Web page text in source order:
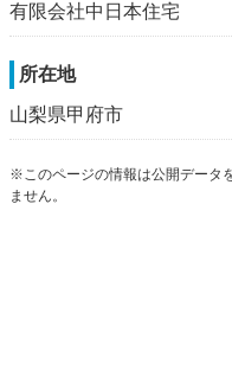
有限会社中日本住宅
所在地
山梨県甲府市
※このページの情報は公開データ
ません。